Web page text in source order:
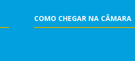
COMO CHEGAR NA CÂMARA